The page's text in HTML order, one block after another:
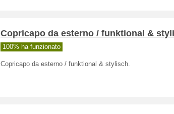
Copricapo da esterno / funktional &
100% ha funzionato
Copricapo da esterno / funktional & stylisch.